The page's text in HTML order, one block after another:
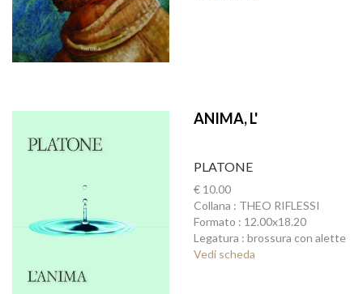
ANIMA, L'
PLATONE
€ 10.00
Collana : THEO RIFLESSI
Formato : 12.00x18.20
Legatura : brossura con alette
Vedi scheda